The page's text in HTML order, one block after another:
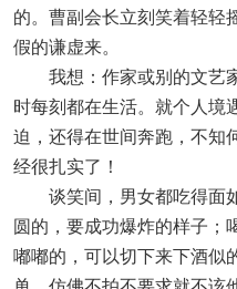
的。曹副会长立刻笑着轻轻
假的谦虚来。
我想：作家或别的文艺
时每刻都在生活。就个人境
迫，还得在世间奔跑，不知
经很扎实了！
谈笑间，男女都吃得面
圆的，要成功爆炸的样子；
嘟嘟的，可以切下来下酒似